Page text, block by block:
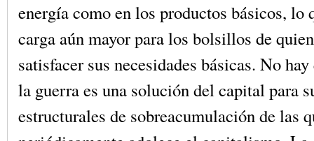
energía como en los productos básicos, lo
carga aún mayor para los bolsillos de
satisfacer sus necesidades básicas. No
la guerra es una solución del capital para
estructurales de sobreacumulación de las